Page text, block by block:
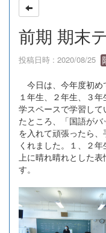
前期 期末
投稿日時 : 2020/08/25
今日は、今年度初め
１年生、２年生、３
学スペースで学習し
たところ、「国語が
を入れて頑張ったら
くれました。１、２
上に晴れ晴れとした
す。